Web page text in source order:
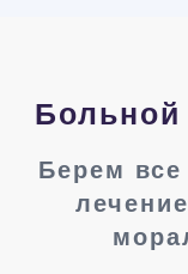
Больной
Берем